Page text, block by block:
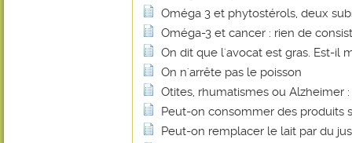
Oméga 3 et phytostérols, deux
Oméga-3 et cancer : rien de
On dit que l'avocat est gras. Est-il
On n'arrête pas le poisson
Otites, rhumatismes ou Alzheimer
Peut-on consommer des produits
Peut-on remplacer le lait par du